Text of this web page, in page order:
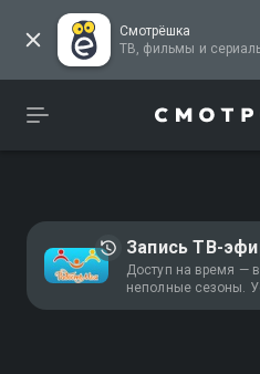
Смотрёшка
ТВ, фильмы и
Запись ТВ-
Доступ на время —
неполные сезоны.